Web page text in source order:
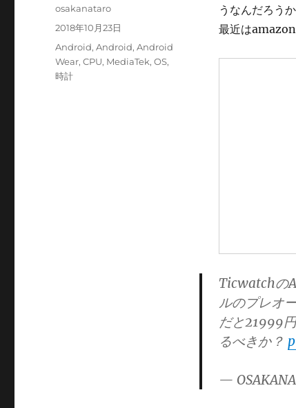
うなんだろう
最近は
Ticwatchの
ルのプレオ
だと21999
るべきか？
—
投
osakanataro
投
2018年10月23日
カ
テ
ゴ
Android,Android,Android
Wear,CPU, MediaTek,OS,
時計